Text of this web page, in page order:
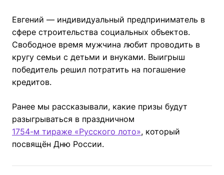
Евгений — индивидуальный предприниматель в
сфере строительства социальных объектов.
Свободное время мужчина любит проводить в
кругу семьи с детьми и внуками. Выигрыш
победитель решил потратить на погашение
кредитов.
Ранее мы рассказывали, какие призы будут
разыгрываться в праздничном
1754-м тираже «Русского лото», который
посвящён Дню России.